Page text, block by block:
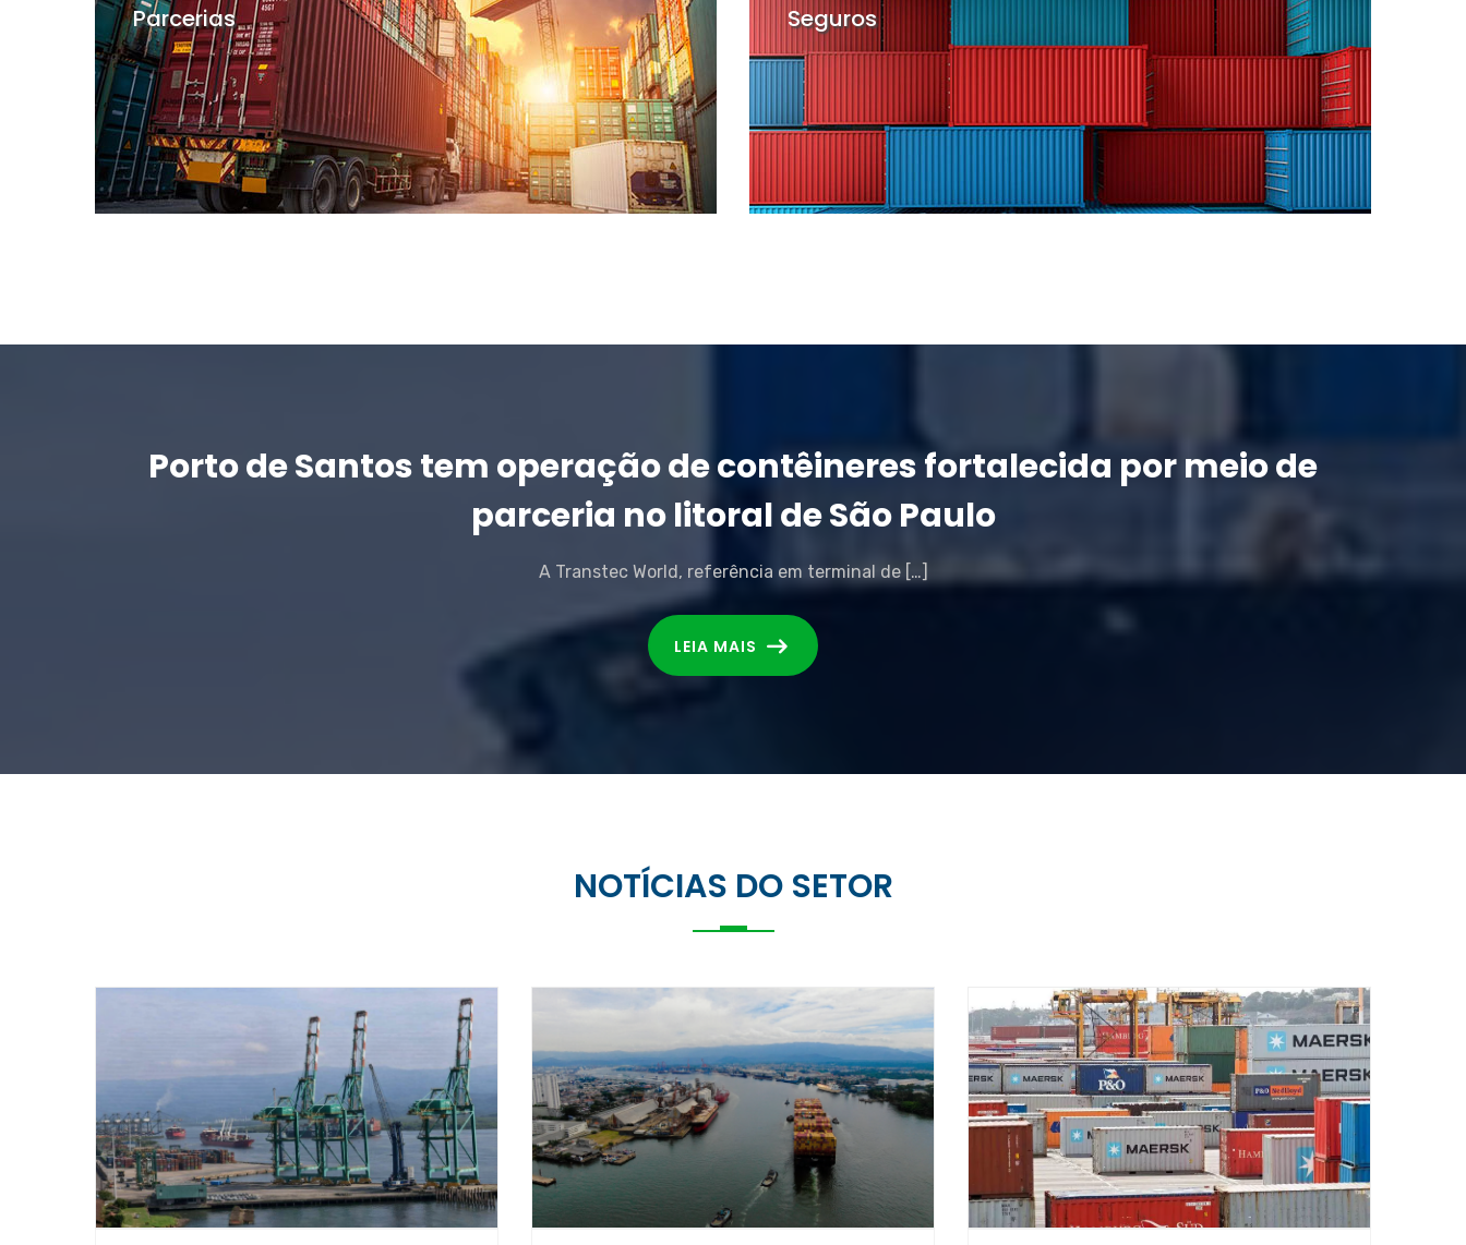
Parcerias Seguros
Temos seguros RCF - DC e RCTR-C...
Porto de Santos tem operação de contêineres fortalecida por meio de
parceria no litoral de São Paulo
A Transtec World, referência em terminal de […]
LEIA MAIS
NOTÍCIAS DO SETOR